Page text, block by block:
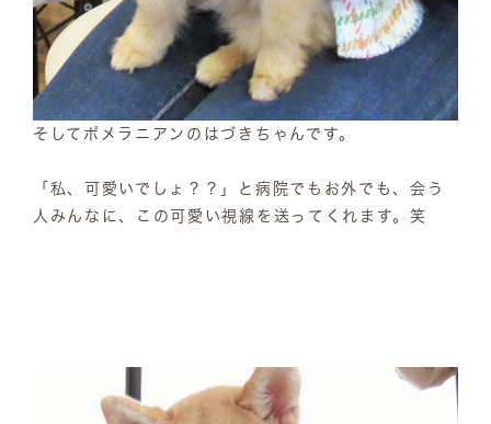
そしてポメラニアンのはづきちゃんです。
「私、可愛いでしょ？？」と病院でもお外でも、会う
人みんなに、この可愛い視線を送ってくれます。笑